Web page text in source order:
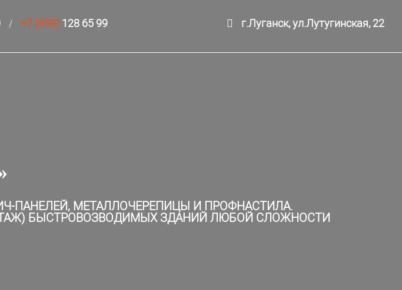
/ +7 (959) 128 65 99 г.Луганск, ул.Лутугинская, 22
ПАНЕЛЕЙ, МЕТАЛЛОЧЕРЕПИЦЫ И ПРОФНАСТИЛА.
БЫСТРОВОЗВОДИМЫХ ЗДАНИЙ ЛЮБОЙ СЛОЖНОСТИ